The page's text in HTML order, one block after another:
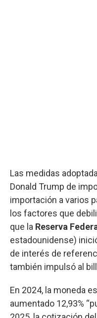
Las medidas
Donald Trump de
importación a varios
los factores que
que la Reserva
estadounidense)
de interés de
también impulsó al
En 2024, la moneda
aumentado 12,93%